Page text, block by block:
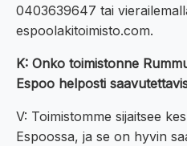
0403639647 tai
espoolakitoimisto.com.
K: Onko toimistonne
Espoo helposti
V: Toimistomme sijaitsee
Espoossa, ja se on hyvin